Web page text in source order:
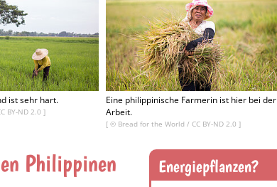
ist sehr hart.
BY-ND 2.0 ]
Eine philippinische Farmerin ist hier bei der
Arbeit.
[ © Bread for the World / CC BY-ND 2.0 ]
Energiepflanzen?
Philippinen